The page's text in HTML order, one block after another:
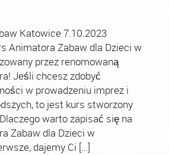
Katowice 7.10.2023
Animatora Zabaw dla Dzieci w
przez renomowaną
Jeśli chcesz zdobyć
w prowadzeniu imprez i
to jest kurs stworzony
warto zapisać się na
Zabaw dla Dzieci w
dajemy Ci […]